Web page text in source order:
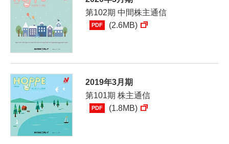
第102期 中間株主通信
PDF (2.6MB)
2019年3月期
第101期 株主通信
PDF (1.8MB)